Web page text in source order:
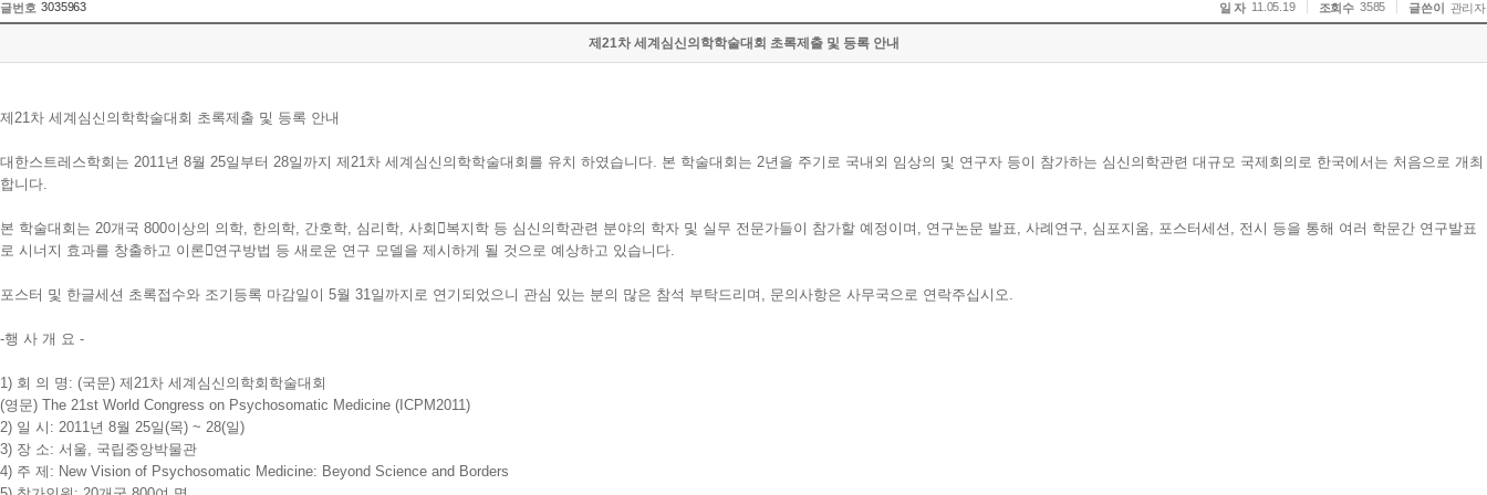
글번호 3035963 일 자 11.05.19 조회수 3585 글쓴이 관리자
제21차 세계심신의학학술대회 초록제출 및 등록 안내
제21차 세계심신의학학술대회 초록제출 및 등록 안내
대한스트레스학회는 2011년 8월 25일부터 28일까지 제21차 세계심신의학학술대회를 유치 하였습니다. 본 학술대회는 2년을 주기로 국내외 임상의 및 연구자 등이 참가하는 심신의학관련 대규모 국제회의로 한국에서는 처음으로 개최
합니다.
본 학술대회는 20개국 800이상의 의학, 한의학, 간호학, 심리학, 사회복지학 등 심신의학관련 분야의 학자 및 실무 전문가들이 참가할 예정이며, 연구논문 발표, 사례연구, 심포지움, 포스터세션, 전시 등을 통해 여러 학문간 연구발표
로 시너지 효과를 창출하고 이론연구방법 등 새로운 연구 모델을 제시하게 될 것으로 예상하고 있습니다.
포스터 및 한글세션 초록접수와 조기등록 마감일이 5월 31일까지로 연기되었으니 관심 있는 분의 많은 참석 부탁드리며, 문의사항은 사무국으로 연락주십시오.
-행 사 개 요 -
1) 회 의 명: (국문) 제21차 세계심신의학회학술대회
(영문) The 21st World Congress on Psychosomatic Medicine (ICPM2011)
2) 일 시: 2011년 8월 25일(목) ~ 28(일)
3) 장 소: 서울, 국립중앙박물관
4) 주 제: New Vision of Psychosomatic Medicine: Beyond Science and Borders